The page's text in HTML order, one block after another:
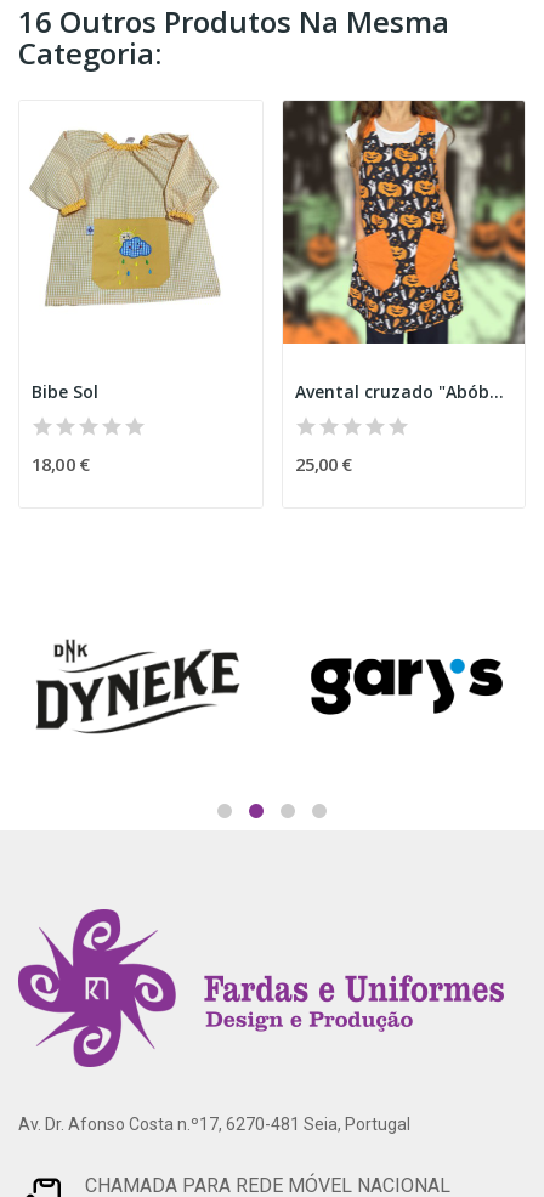
16 Outros Produtos Na Mesma
Categoria:
Bibe Sol
18,00 €
Avental cruzado "Abóbora Encantada" Halloween
25,00 €
Av. Dr. Afonso Costa n.º17, 6270-481 Seia, Portugal
CHAMADA PARA REDE MÓVEL NACIONAL